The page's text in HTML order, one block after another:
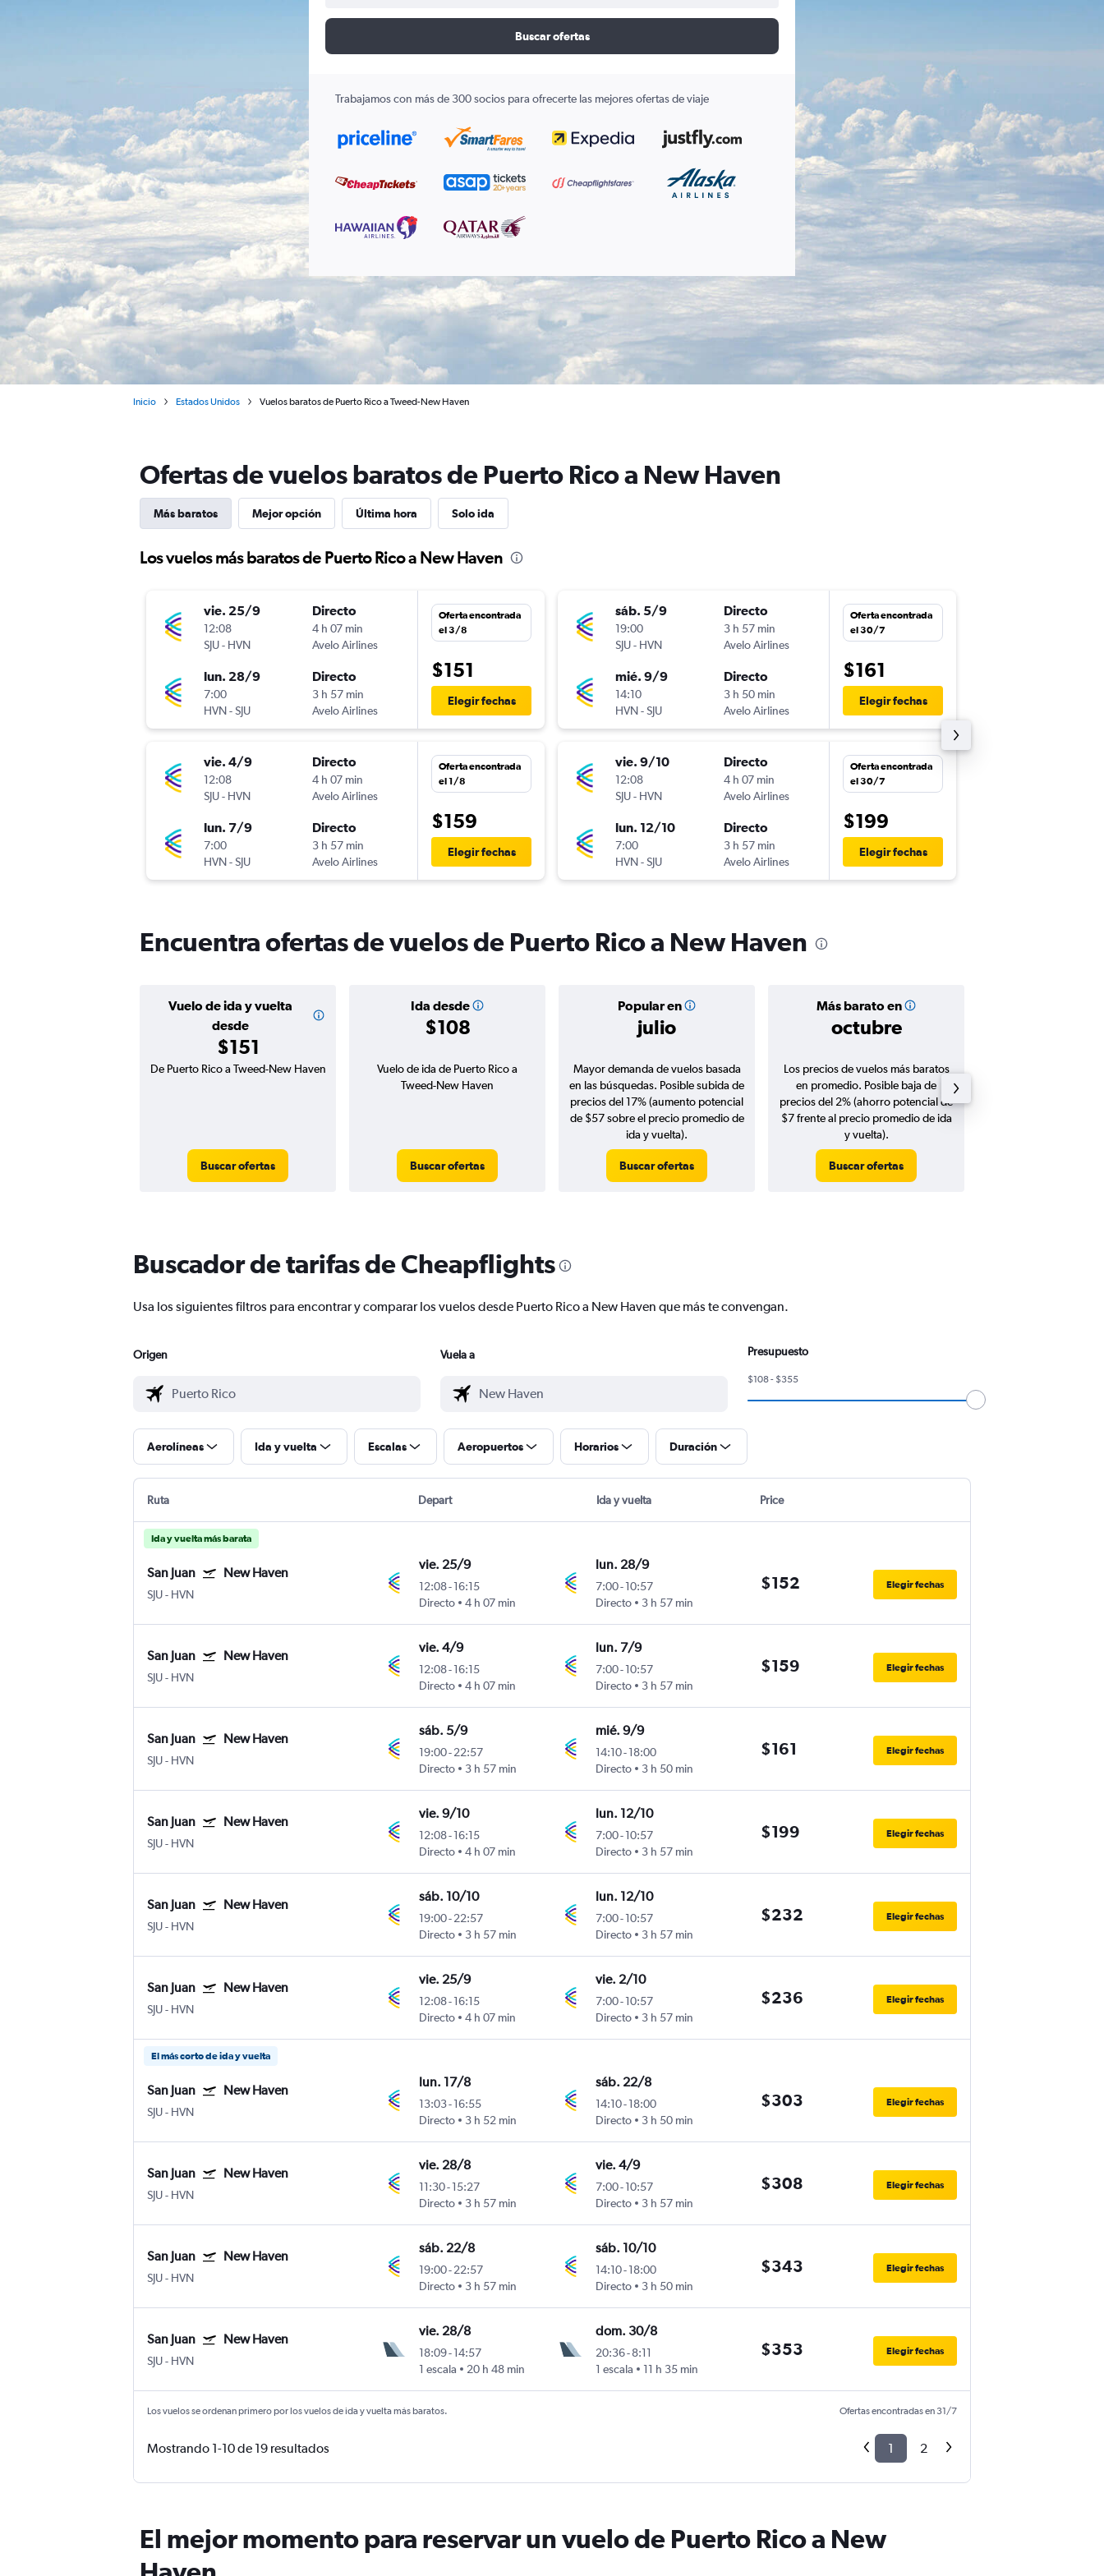
Buscar ofertas
Trabajamos con más de 300 socios para ofrecerte las mejores ofertas de viaje
Inicio Estados Unidos Vuelos baratos de Puerto Rico a Tweed-New Haven
Ofertas de vuelos baratos de Puerto Rico a New Haven
Más baratos Mejor opción Última hora Solo ida
Los vuelos más baratos de Puerto Rico a New Haven
vie. 25/9
12:08
SJU- HVN
Directo
4 h 07 min
Avelo Airlines
lun. 28/9
7:00
HVN-SJU
Directo
3 h 57 min
Avelo Airlines
Oferta encontrada
el 3/8
$151
Elegir fechas
vie. 4/9
12:08
SJU- HVN
Directo
4 h 07 min
Avelo Airlines
lun. 7/9
7:00
HVN-SJU
Directo
3 h 57 min
Avelo Airlines
Oferta encontrada
el 1/8
$159
Elegir fechas
sáb. 5/9
19:00
SJU- HVN
Directo
3 h 57 min
Avelo Airlines
mié. 9/9
14:10
HVN-SJU
Directo
3 h 50 min
Avelo Airlines
Oferta encontrada
el 30/7
$161
Elegir fechas
vie. 9/10
12:08
SJU- HVN
Directo
4 h 07 min
Avelo Airlines
lun. 12/10
7:00
HVN-SJU
Directo
3 h 57 min
Avelo Airlines
Oferta encontrada
el 30/7
$199
Elegir fechas
Encuentra ofertas de vuelos de Puerto Rico a New Haven
Vuelo de ida y vuelta
desde
$151
Ida desde
$108
Popular en
julio
Más barato en
octubre
De Puerto Rico a Tweed-New Haven
Buscar ofertas
Vuelo de ida de Puerto Rico a
Tweed-New Haven
Buscar ofertas
Mayor demanda de vuelos basada
en las búsquedas. Posible subida de
precios del 17% (aumento potencial
de $57 sobre el precio promedio de
ida y vuelta).
Buscar ofertas
Los precios de vuelos más baratos
en promedio. Posible baja de
precios del 2% (ahorro potencial de
$7 frente al precio promedio de ida
y vuelta).
Buscar ofertas
Buscador de tarifas de Cheapflights
Usa los siguientes filtros para encontrar y comparar los vuelos desde Puerto Rico a New Haven que más te convengan.
Origen Vuela a Presupuesto
$108 - $355
Aerolíneas Ida y vuelta Escalas Aeropuertos Horarios Duración
Ruta Depart Ida y vuelta Price
Ida y vuelta más barata
San Juan New Haven
SJU- HVN
vie. 25/9
12:08-16:15
Directo
4 h 07 min
lun. 28/9
7:00-10:57
Directo
3 h 57 min
$152 Elegir fechas
San Juan New Haven
SJU- HVN
vie. 4/9
12:08-16:15
Directo
4 h 07 min
lun. 7/9
7:00-10:57
Directo
3 h 57 min
$159 Elegir fechas
San Juan New Haven
SJU- HVN
sáb. 5/9
19:00-22:57
Directo
3 h 57 min
mié. 9/9
14:10-18:00
Directo
3 h 50 min
$161 Elegir fechas
San Juan New Haven
SJU- HVN
vie. 9/10
12:08-16:15
Directo
4 h 07 min
lun. 12/10
7:00-10:57
Directo
3 h 57 min
$199 Elegir fechas
San Juan New Haven
SJU- HVN
sáb. 10/10
19:00-22:57
Directo
3 h 57 min
lun. 12/10
7:00-10:57
Directo
3 h 57 min
$232 Elegir fechas
San Juan New Haven
SJU- HVN
vie. 25/9
12:08-16:15
Directo
4 h 07 min
vie. 2/10
7:00-10:57
Directo
3 h 57 min
$236 Elegir fechas
El más corto de ida y vuelta
San Juan New Haven
SJU- HVN
lun. 17/8
13:03-16:55
Directo
3 h 52 min
sáb. 22/8
14:10-18:00
Directo
3 h 50 min
$303 Elegir fechas
San Juan New Haven
SJU- HVN
vie. 28/8
11:30-15:27
Directo
3 h 57 min
vie. 4/9
7:00-10:57
Directo
3 h 57 min
$308 Elegir fechas
San Juan New Haven
SJU- HVN
sáb. 22/8
19:00-22:57
Directo
3 h 57 min
sáb. 10/10
14:10-18:00
Directo
3 h 50 min
$343 Elegir fechas
San Juan New Haven
SJU- HVN
vie. 28/8
18:09-14:57
1 escala
20 h 48 min
dom. 30/8
20:36-8:11
1 escala
11 h 35 min
$353 Elegir fechas
Los vuelos se ordenan primero por los vuelos de ida y vuelta más baratos. Ofertas encontradas en 31/7
Mostrando 1-10 de 19 resultados 1 2
El mejor momento para reservar un vuelo de Puerto Rico a New